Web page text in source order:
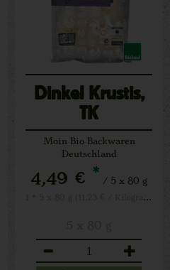
Dinkel Krustis,
TK
Moin Bio Backwaren
Deutschland
4,49 € * / 5 x 80 g
1 * 5 x 80 g (11,23 € / Kilogramm)